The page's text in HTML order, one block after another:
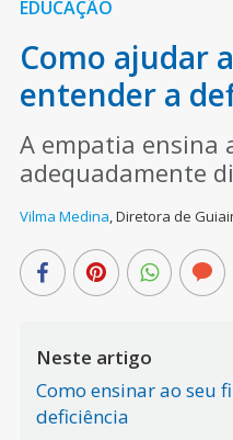
EDUCAÇÃO
Como ajudar
entender a
A empatia ensina
adequadamente
Vilma Medina,Diretora de
Neste artigo
Como ensinar ao seu
deficiência